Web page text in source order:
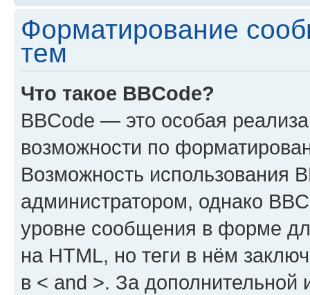
Форматирование
тем
Что такое BBCode?
BBCode — это особая
возможности по
Возможность использования
администратором, однако
уровне сообщения в форме
на HTML, но теги в нём
в < and >. За